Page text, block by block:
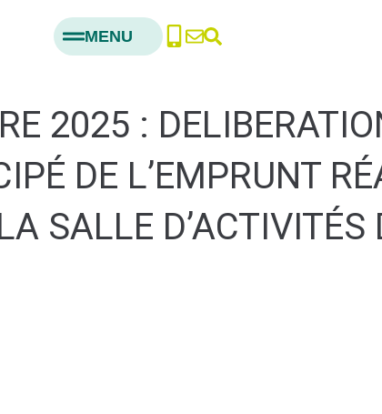
MENU
2025 :
DE L’EMPRUNT
SALLE D’ACTIVITÉS